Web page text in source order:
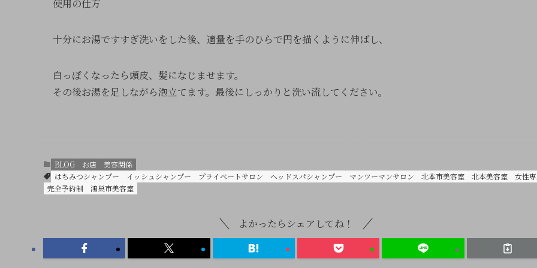
使用の仕方
十分にお湯ですすぎ洗いをした後、適量を手のひらで円を描くように伸ばし、
白っぽくなったら頭皮、髪になじませます。
その後お湯を足しながら泡立てます。最後にしっかりと洗い流してください。
BLOG お店
美容関係
はちみつシャンプー
イッシュシャンプー プライベートサロン ヘッドスパシャンプー マンツーマンサロン 北本市美容室 北本美容室
女性
完全予約制
鴻巣市美容室
よかったらシェアしてね！